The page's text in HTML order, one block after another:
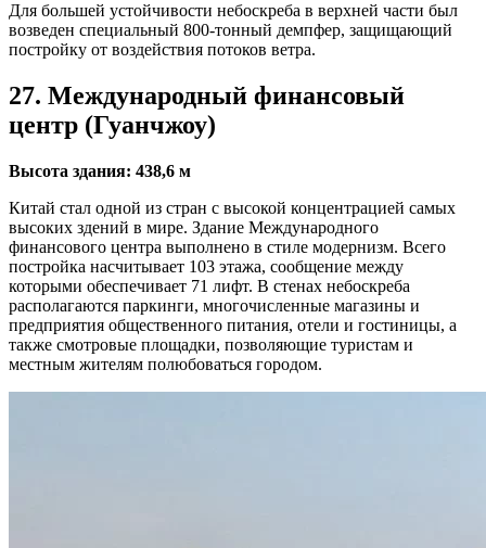
Для большей устойчивости небоскреба в верхней части был
возведен специальный 800-тонный демпфер, защищающий
постройку от воздействия потоков ветра.
27. Международный финансовый
центр (Гуанчжоу)
Высота здания: 438,6 м
Китай стал одной из стран с высокой концентрацией самых
высоких здений в мире. Здание Международного
финансового центра выполнено в стиле модернизм. Всего
постройка насчитывает 103 этажа, сообщение между
которыми обеспечивает 71 лифт. В стенах небоскреба
располагаются паркинги, многочисленные магазины и
предприятия общественного питания, отели и гостиницы, а
также смотровые площадки, позволяющие туристам и
местным жителям полюбоваться городом.